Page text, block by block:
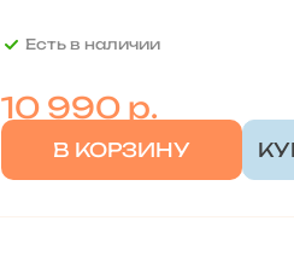
Есть в наличии
10 990р.
В КОРЗИНУ